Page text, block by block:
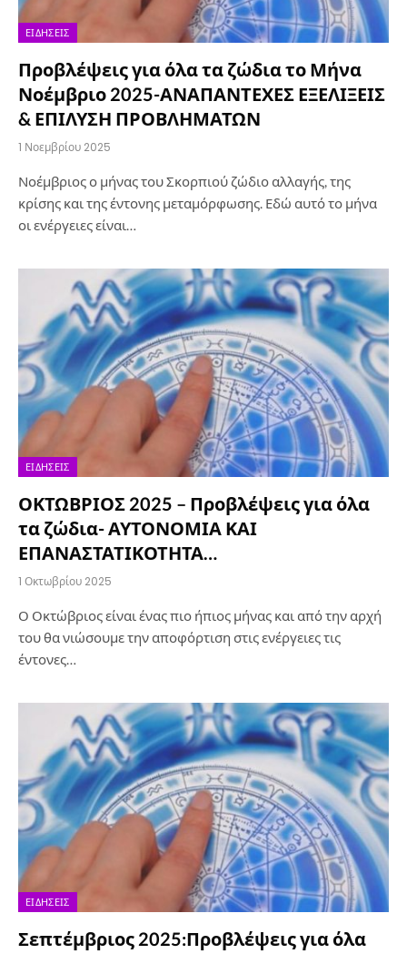
ΕΙΔΉΣΕΙΣ
Προβλέψεις για όλα τα ζώδια το Μήνα
Νοέμβριο 2025-ΑΝΑΠΑΝΤΕΧΕΣ ΕΞΕΛΙΞΕΙΣ
& ΕΠΙΛΥΣΗ ΠΡΟΒΛΗΜΑΤΩΝ
1 Νοεμβρίου 2025
Νοέμβριος ο μήνας του Σκορπιού ζώδιο αλλαγής, της
κρίσης και της έντονης μεταμόρφωσης. Εδώ αυτό το μήνα
οι ενέργειες είναι…
ΕΙΔΉΣΕΙΣ
ΟΚΤΩΒΡΙΟΣ 2025 – Προβλέψεις για όλα
τα ζώδια- ΑΥΤΟΝΟΜΙΑ ΚΑΙ
ΕΠΑΝΑΣΤΑΤΙΚΟΤΗΤΑ…
1 Οκτωβρίου 2025
Ο Οκτώβριος είναι ένας πιο ήπιος μήνας και από την αρχή
του θα νιώσουμε την αποφόρτιση στις ενέργειες τις
έντονες…
ΕΙΔΉΣΕΙΣ
Σεπτέμβριος 2025:Προβλέψεις για όλα